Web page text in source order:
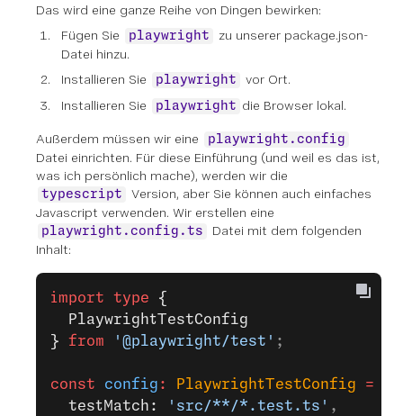
Das wird eine ganze Reihe von Dingen bewirken:
Fügen Sie
playwright
zu unserer package.json-
Datei hinzu.
Installieren Sie
playwright
vor Ort.
Installieren Sie
playwright die Browser lokal.
Außerdem müssen wir eine playwright.config
Datei einrichten. Für diese Einführung (und weil es das ist,
was ich persönlich mache), werden wir die
typescript
Version, aber Sie können auch einfaches
Javascript verwenden. Wir erstellen eine
playwright.config.ts
Datei mit dem folgenden
Inhalt:
import type {
  PlaywrightTestConfig
} from '@playwright/test' ;
const config : PlaywrightTestConfig =
  testMatch:
'src/**/*.test.ts' ,